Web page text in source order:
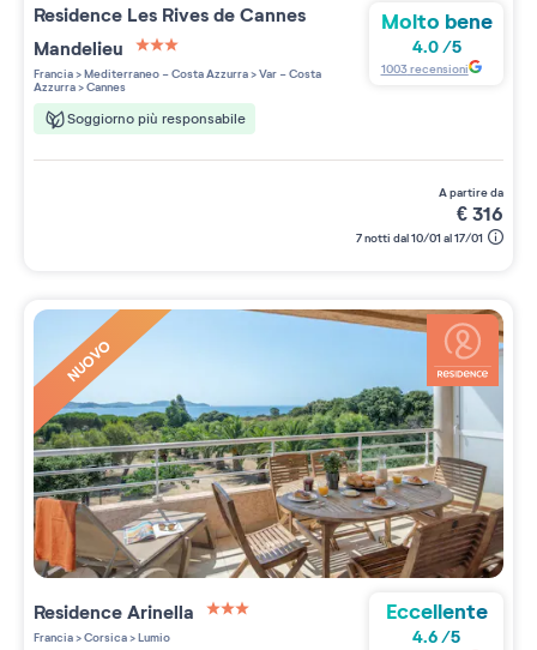
Residence Les Rives de Cannes
Mandelieu
3 étoiles sur 5
Francia>Mediterraneo - Costa Azzurra>Var - Costa
Azzurra>Cannes
Soggiorno più responsabile
Molto bene
4.0/5
1003recensioni
a partire da
€316
7 notti dal 10/01 al 17/01
NUOVO
ResidenceArinella
Francia>Corsica>Lumio
Eccellente
4.6/5